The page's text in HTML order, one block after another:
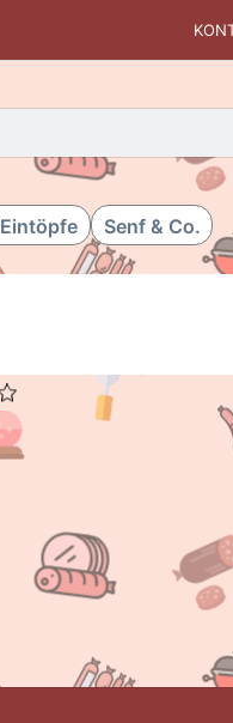
automatisch
Senf & Co.